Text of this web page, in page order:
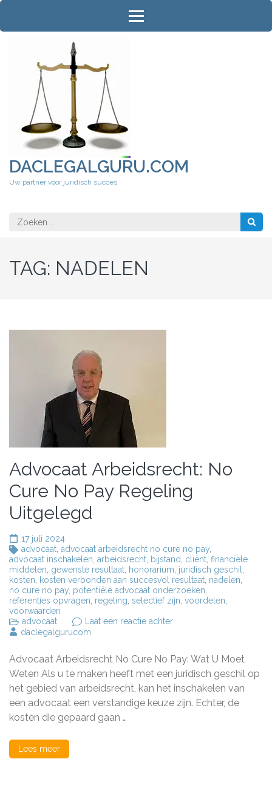
Ga
inhoud
DACLEGALGURU.COM
Uw partner voor juridisch succes
Zoeken
naar:
TAG: NADELEN
Advocaat Arbeidsrecht: No
Cure No Pay Regeling
Uitgelegd
17 juli 2024
advocaat advocaat arbeidsrecht no cure no pay
advocaat inschakelen arbeidsrecht bijstand cliënt financiële
middelen gewenste resultaat honorarium juridisch geschil
kosten
kosten verbonden aan succesvol resultaat nadelen
no cure no pay potentiële advocaat onderzoeken
referenties opvragen regeling selectief zijn voordelen
voorwaarden
advocaat
Laat een reactie achterop
Cure
No
Pay
Regeling
Uitgelegd
daclegalgurucom
Advocaat Arbeidsrecht No Cure No Pay: Wat U Moet
Weten Als u te maken heeft met een juridisch geschil op
het gebied van arbeidsrecht, kan het inschakelen van
een advocaat een verstandige keuze zijn. Echter, de
kosten die gepaard gaan …
Lees meer